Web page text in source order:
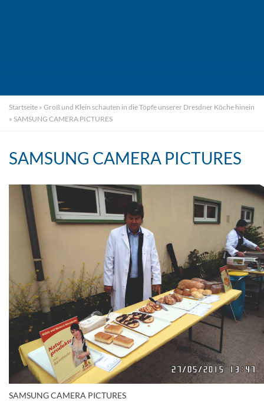
Startseite » Groß und Klein schauten in die Töpfe unserer Dresdner Köche hinein
» SAMSUNG CAMERA PICTURES
SAMSUNG CAMERA PICTURES
SAMSUNG CAMERA PICTURES